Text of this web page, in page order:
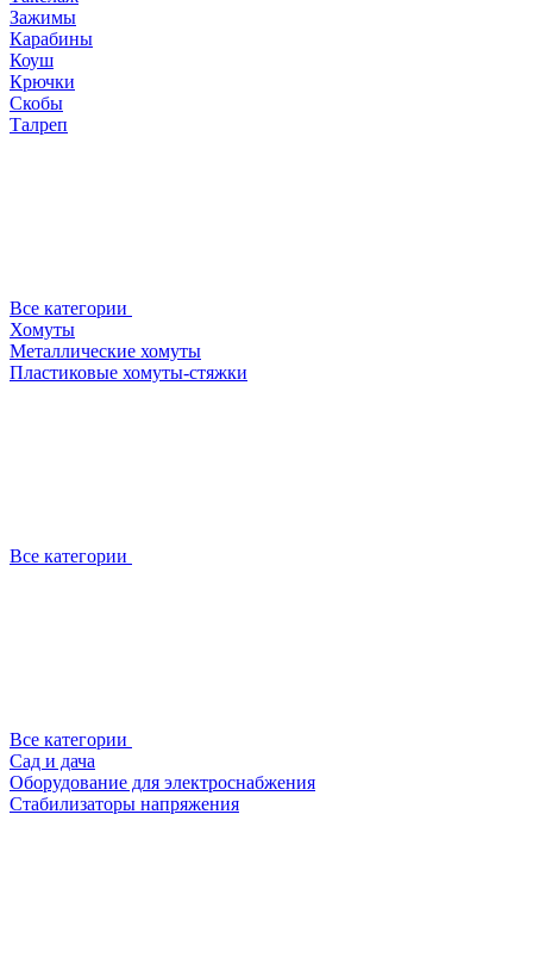
Зажимы
Карабины
Коуш
Крючки
Скобы
Талреп
Все категории
Хомуты
Металлические хомуты
Пластиковые хомуты-стяжки
Все категории
Все категории
Сад и дача
Оборудование для электроснабжения
Стабилизаторы напряжения